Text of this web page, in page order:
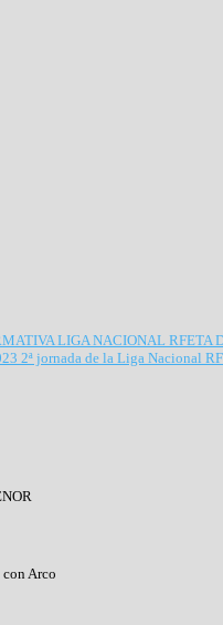
LIGA NACIONAL RFETA
2ª jornada de la Liga Nacional
Arco